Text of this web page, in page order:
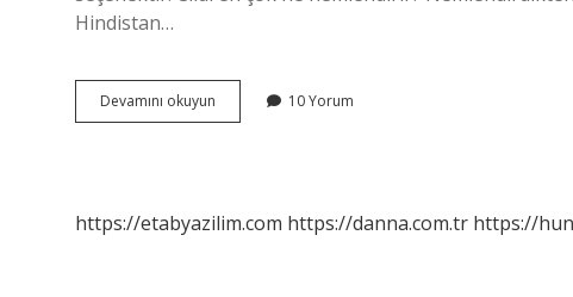
Hindistan…
Devamını okuyun
Nemlendirici
10 Yorum
https://etabyazilim.com https://danna.com.tr https://